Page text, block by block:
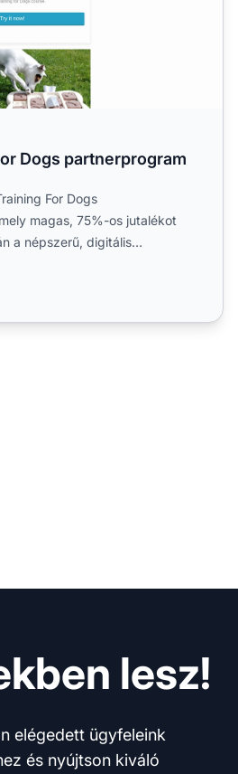
Dogs partnerprogram
For Dogs
magas, 75%-os jutalékot
a népszerű, digitális
lesz!
elégedett ügyfeleink
és nyújtson kiváló